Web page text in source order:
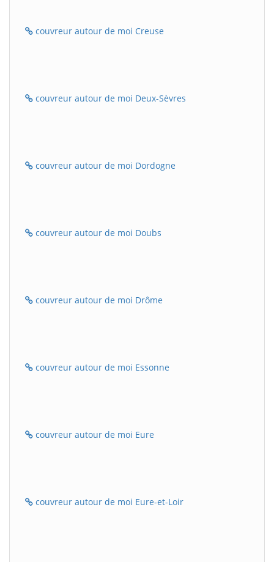
couvreur autour de moi Creuse
couvreur autour de moi Deux-Sèvres
couvreur autour de moi Dordogne
couvreur autour de moi Doubs
couvreur autour de moi Drôme
couvreur autour de moi Essonne
couvreur autour de moi Eure
couvreur autour de moi Eure-et-Loir